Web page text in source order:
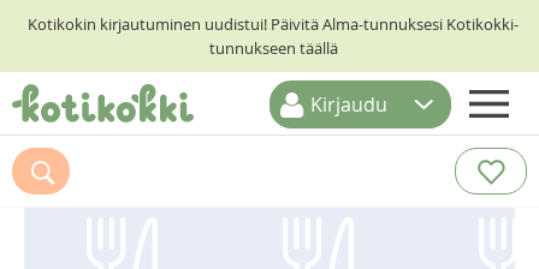
Kotikokin kirjautuminen uudistui! Päivitä Alma-tunnuksesi Kotikokki-
tunnukseen täällä
ETUSIVU
RESEPTIHAKU
Kirjaudu
Suosittelemme myös